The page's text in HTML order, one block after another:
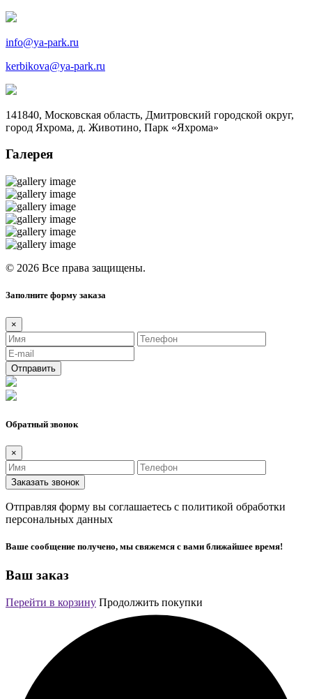
info@ya-park.ru
kerbikova@ya-park.ru
141840, Московская область, Дмитровский городской округ,
город Яхрома, д. Животино, Парк «Яхрома»
Галерея
© 2026 Все права защищены.
Заполните форму заказа
×
Отправить
Обратный звонок
×
Заказать звонок
Отправляя форму вы соглашаетесь с политикой обработки
персональных данных
Ваше сообщение получено, мы свяжемся с вами ближайшее время!
Ваш заказ
Перейти в корзину Продолжить покупки